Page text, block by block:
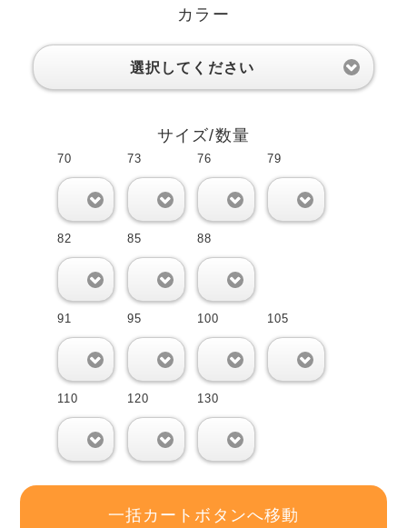
カラー
選択してください
サイズ/数量
70 73 76 79
82 85 88
91 95 100 105
110 120 130
一括カートボタンへ移動